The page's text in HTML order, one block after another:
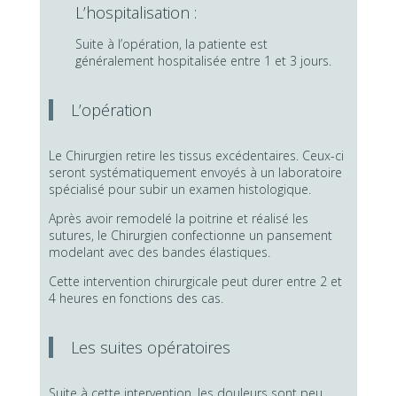
L’hospitalisation :
Suite à l’opération, la patiente est
généralement hospitalisée entre 1 et 3 jours.
L’opération
Le Chirurgien retire les tissus excédentaires. Ceux-ci
seront systématiquement envoyés à un laboratoire
spécialisé pour subir un examen histologique.
Après avoir remodelé la poitrine et réalisé les
sutures, le Chirurgien confectionne un pansement
modelant avec des bandes élastiques.
Cette intervention chirurgicale peut durer entre 2 et
4 heures en fonctions des cas.
Les suites opératoires
Suite à cette intervention, les douleurs sont peu